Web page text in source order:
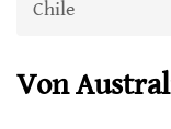
Chile
Von